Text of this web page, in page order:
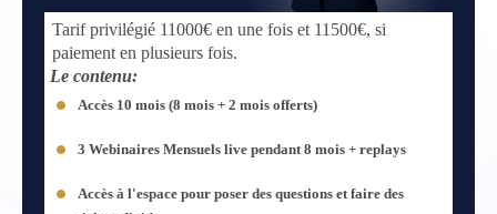
Tarif privilégié 11000€ en une fois et 11500€, si
paiement en plusieurs fois.
Le contenu:
Accès 10 mois (8 mois + 2 mois offerts)
3 Webinaires Mensuels live pendant 8 mois + replays
Accès à l'espace pour poser des questions et faire des